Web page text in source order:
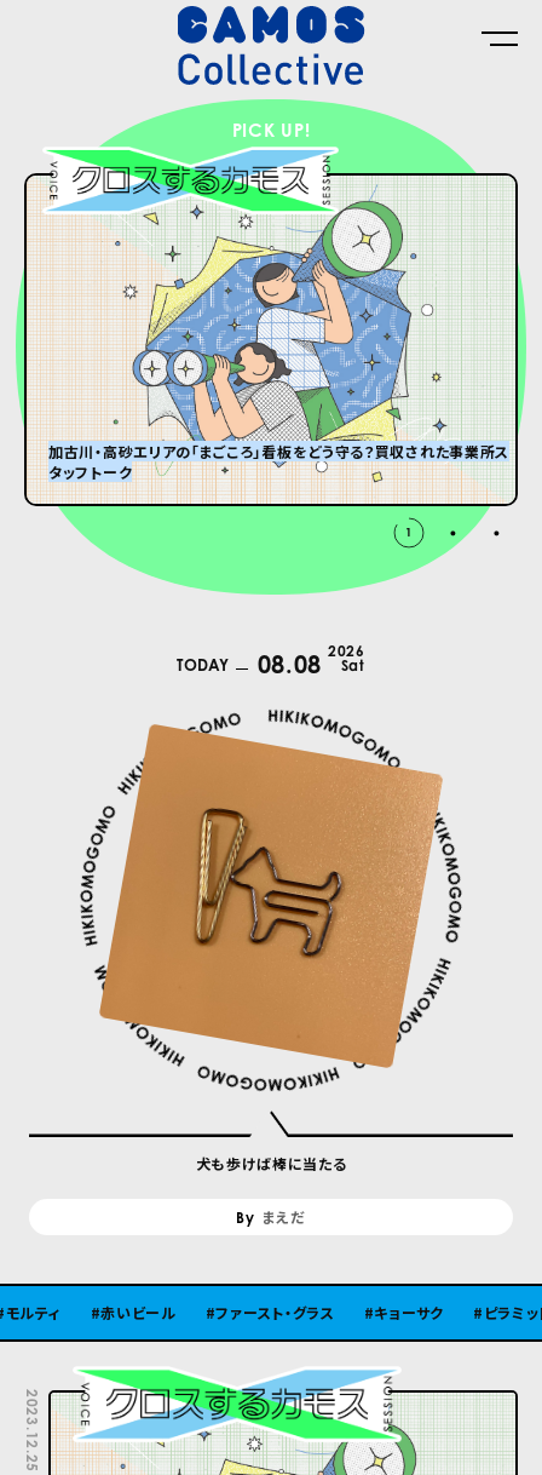
PICK UP!
加古川・高砂エリアの「まごころ」看板をどう守る？買収された事業所ス
タッフトーク
グランパはオズウェル・E・スペンサー
#8 ひんやり冷たい大きなダンボール箱が届くまで。
2
TODAY 08.08 2026
Sat
犬も歩けば棒に当たる
まえだ
赤いビール ファースト・グラス キョーサク ピラミッド
2023.12.25